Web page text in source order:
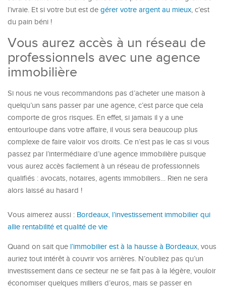
l’ivraie. Et si votre but est de gérer votre argent au mieux, c’est
du pain béni !
Vous aurez accès à un réseau de
professionnels avec une agence
immobilière
Si nous ne vous recommandons pas d’acheter une maison à
quelqu’un sans passer par une agence, c’est parce que cela
comporte de gros risques. En effet, si jamais il y a une
entourloupe dans votre affaire, il vous sera beaucoup plus
complexe de faire valoir vos droits. Ce n’est pas le cas si vous
passez par l’intermédiaire d’une agence immobilière puisque
vous aurez accès facilement à un réseau de professionnels
qualifiés : avocats, notaires, agents immobiliers… Rien ne sera
alors laissé au hasard !
Vous aimerez aussi : Bordeaux, l’investissement immobilier qui
allie rentabilité et qualité de vie
Quand on sait que l’immobilier est à la hausse à Bordeaux, vous
auriez tout intérêt à couvrir vos arrières. N’oubliez pas qu’un
investissement dans ce secteur ne se fait pas à la légère, vouloir
économiser quelques milliers d’euros, mais se passer en